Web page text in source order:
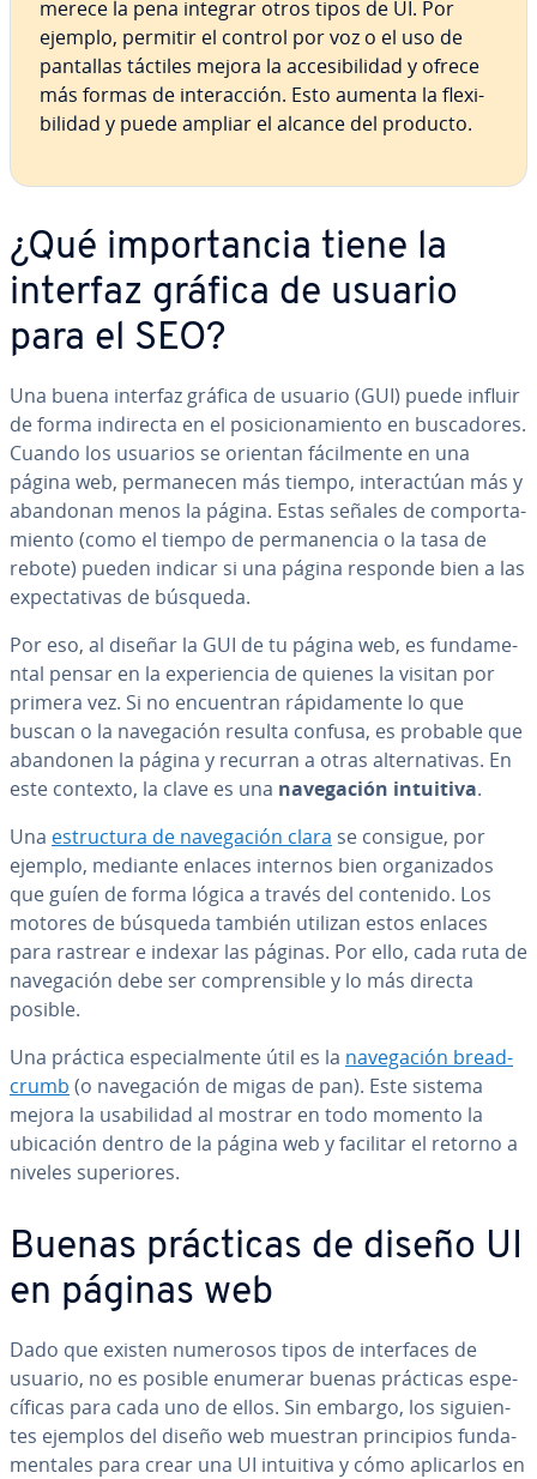
merece la pena integrar otros tipos de UI. Por
ejemplo, permitir el control por voz o el uso de
pantallas táctiles mejora la ac­ce­si­bi­li­dad y ofrece
más formas de in­ter­ac­ción. Esto aumenta la fle­xi­
bi­li­dad y puede ampliar el alcance del producto.
¿Qué im­po­r­ta­n­cia tiene la
interfaz gráfica de usuario
para el SEO?
Una buena interfaz gráfica de usuario (GUI) puede influir
de forma indirecta en el po­si­cio­na­mie­n­to en bu­s­ca­do­res.
Cuando los usuarios se orientan fá­ci­l­me­n­te en una
página web, pe­r­ma­ne­cen más tiempo, in­ter­ac­túan más y
abandonan menos la página. Estas señales de co­m­po­r­ta­
mie­n­to (como el tiempo de pe­r­ma­ne­n­cia o la tasa de
rebote) pueden indicar si una página responde bien a las
ex­pe­c­ta­ti­vas de búsqueda.
Por eso, al diseñar la GUI de tu página web, es fu­n­da­me­
n­tal pensar en la ex­pe­rie­n­cia de quienes la visitan por
primera vez. Si no en­cue­n­tran rá­pi­da­me­n­te lo que
buscan o la na­ve­ga­ción resulta confusa, es probable que
abandonen la página y recurran a otras al­te­r­na­ti­vas. En
este contexto, la clave es una na­ve­ga­ción intuitiva.
Una es­tru­c­tu­ra de na­ve­ga­ción clara se consigue, por
ejemplo, mediante enlaces internos bien or­ga­ni­za­dos
que guíen de forma lógica a través del contenido. Los
motores de búsqueda también utilizan estos enlaces
para rastrear e indexar las páginas. Por ello, cada ruta de
na­ve­ga­ción debe ser co­m­pre­n­si­ble y lo más directa
posible.
Una práctica es­pe­cia­l­me­n­te útil es la na­ve­ga­ción brea­d­
cru­mb (o na­ve­ga­ción de migas de pan). Este sistema
mejora la usa­bi­li­dad al mostrar en todo momento la
ubicación dentro de la página web y facilitar el retorno a
niveles su­pe­rio­res.
Buenas prácticas de diseño UI
en páginas web
Dado que existen numerosos tipos de in­te­r­fa­ces de
usuario, no es posible enumerar buenas prácticas es­pe­
cí­fi­cas para cada uno de ellos. Sin embargo, los si­guie­n­
tes ejemplos del diseño web muestran pri­n­ci­pios fu­n­da­
me­n­ta­les para crear una UI intuitiva y cómo apli­car­los en